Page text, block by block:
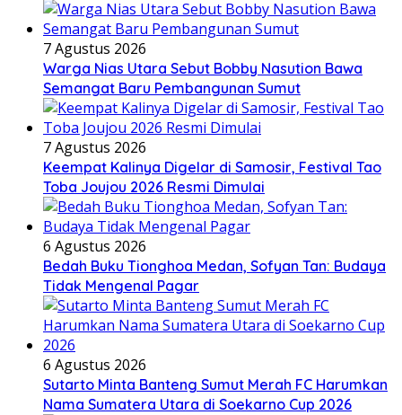
7 Agustus 2026
Warga Nias Utara Sebut Bobby Nasution Bawa
Semangat Baru Pembangunan Sumut
7 Agustus 2026
Keempat Kalinya Digelar di Samosir, Festival Tao
Toba Joujou 2026 Resmi Dimulai
6 Agustus 2026
Bedah Buku Tionghoa Medan, Sofyan Tan: Budaya
Tidak Mengenal Pagar
6 Agustus 2026
Sutarto Minta Banteng Sumut Merah FC Harumkan
Nama Sumatera Utara di Soekarno Cup 2026